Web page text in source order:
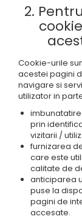
2.
Cookie-urile
acestei pagini
navigare si
utilizator in
prin
vizitarii /
furnizarea
care este
calitate de
anticiparea
puse la
pagini de
accesate.